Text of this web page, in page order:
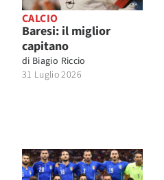
CALCIO
Baresi: il miglior
capitano
di Biagio Riccio
31 Luglio 2026